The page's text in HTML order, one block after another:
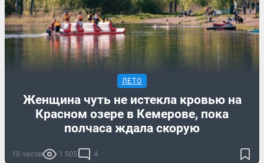
ЛЕТО
Женщина чуть не истекла кровью на
Красном озере в Кемерове, пока
полчаса ждала скорую
18 часов 1 505 4